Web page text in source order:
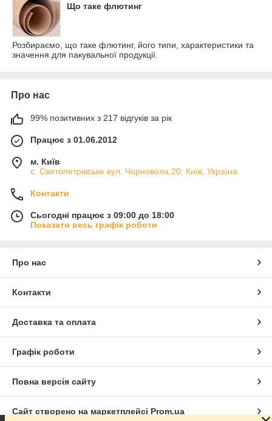
Що таке флютинг
Розбираємо, що таке флютинг, його типи, характеристики та
значення для пакувальної продукції.
Про нас
99% позитивних з 217 відгуків за рік
Працює з 01.06.2012
м. Київ
с. Святопетрівське вул. Чорновола,20, Київ, Україна
Контакти
Сьогодні працює з 09:00 до 18:00
Показати весь графік роботи
Про нас
Контакти
Доставка та оплата
Графік роботи
Повна версія сайту
Сайт створено на маркетплейсі Prom.ua